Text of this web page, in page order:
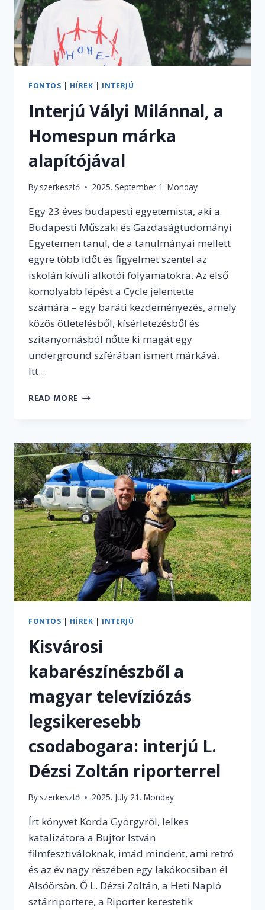
FONTOS | HÍREK | INTERJÚ
Interjú Vályi Milánnal, a
Homespun márka
alapítójával
By szerkesztő 2025. September 1. Monday
Egy 23 éves budapesti egyetemista, aki a
Budapesti Műszaki és Gazdaságtudományi
Egyetemen tanul, de a tanulmányai mellett
egyre több időt és figyelmet szentel az
iskolán kívüli alkotói folyamatokra. Az első
komolyabb lépést a Cycle jelentette
számára – egy baráti kezdeményezés, amely
közös ötletelésből, kísérletezésből és
szitanyomásból nőtte ki magát egy
underground szférában ismert márkává.
Itt…
READ MORE INTERJÚ
HOMESPUN
MÁRKA
ALAPÍTÓJÁVAL
FONTOS | HÍREK | INTERJÚ
Kisvárosi
kabarészínészből a
magyar televíziózás
legsikeresebb
csodabogara: interjú L.
Dézsi Zoltán riporterrel
By szerkesztő 2025. July 21. Monday
Írt könyvet Korda Györgyről, lelkes
katalizátora a Bujtor István
filmfesztiváloknak, imád mindent, ami retró
és az év nagy részében egy lakókocsiban él
Alsóörsön. Ő L. Dézsi Zoltán, a Heti Napló
sztárriportere, a Riporter kerestetik